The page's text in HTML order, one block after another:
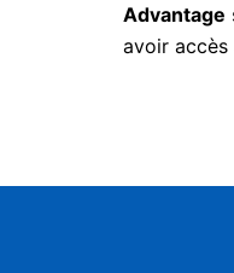
Advantage
avoir accès